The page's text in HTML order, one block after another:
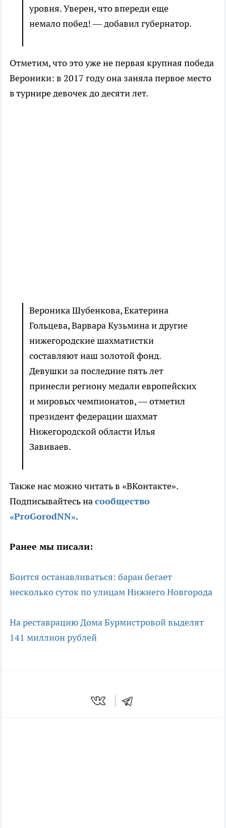
уровня. Уверен, что впереди еще
немало побед! — добавил губернатор.
Отметим, что это уже не первая крупная победа
Вероники: в 2017 году она заняла первое место
в турнире девочек до десяти лет.
Вероника Шубенкова, Екатерина
Гольцева, Варвара Кузьмина и другие
нижегородские шахматистки
составляют наш золотой фонд.
Девушки за последние пять лет
принесли региону медали европейских
и мировых чемпионатов, — отметил
президент федерации шахмат
Нижегородской области Илья
Завиваев.
Также нас можно читать в «ВКонтакте».
Подписывайтесь насообщество
«ProGorodNN».
Ранее мы писали:
Боится останавливаться: баран бегает
несколько суток по улицам Нижнего Новгорода
На реставрацию Дома Бурмистровой выделят
141 миллион рублей